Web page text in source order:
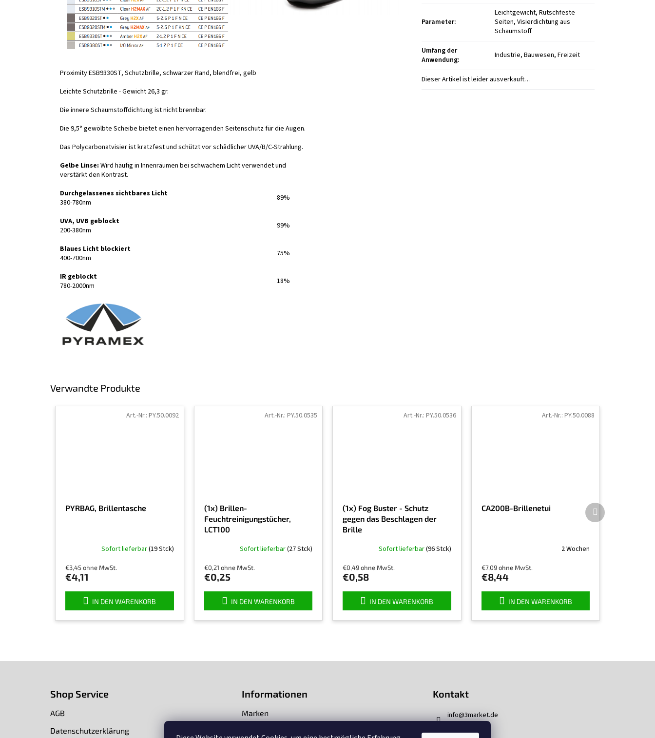
Verwandte Produkte
PYRBAG, Brillentasche
Sofort lieferbar(19 Stck)
€3,45 ohne MwSt.
€4,11
IN DEN WARENKORB
Art.-Nr.: PY.50.0092
(1x) Brillen-
Feuchtreinigungstücher,
LCT100
Sofort lieferbar(27 Stck)
€0,21 ohne MwSt.
€0,25
IN DEN WARENKORB
Art.-Nr.: PY.50.0535
(1x) Fog Buster - Schutz
gegen das Beschlagen der
Brille
Sofort lieferbar(96 Stck)
€0,49 ohne MwSt.
€0,58
IN DEN WARENKORB
Art.-Nr.: PY.50.0536
CA200B-Brillenetui
2 Wochen
€7,09 ohne MwSt.
€8,44
IN DEN WARENKORB
Art.-Nr.: PY.50.0088
Nächstes
Produkt
Proximity ESB9330ST, Schutzbrille, schwarzer Rand, blendfrei, gelb
Leichte Schutzbrille - Gewicht 26,3 gr.
Die innere Schaumstoffdichtung ist nicht brennbar.
Die 9,5° gewölbte Scheibe bietet einen hervorragenden Seitenschutz für die Augen.
Das Polycarbonatvisier ist kratzfest und schützt vor schädlicher UVA/B/C-Strahlung.
Gelbe Linse: Wird häufig in Innenräumen bei schwachem Licht verwendet und
verstärkt den Kontrast.
Durchgelassenes sichtbares Licht
380-780nm
89%
UVA, UVB geblockt
200-380nm
99%
Blaues Licht blockiert
400-700nm
75%
IR geblockt
780-2000nm
18%
Parameter:
Leichtgewicht, Rutschfeste
Seiten, Visierdichtung aus
Schaumstoff
Umfang der
Anwendung: Industrie, Bauwesen, Freizeit
Dieser Artikel ist leider ausverkauft…
Shop Service
AGB
Datenschutzerklärung
Informationen
Marken
Kontakt
info@3market.de